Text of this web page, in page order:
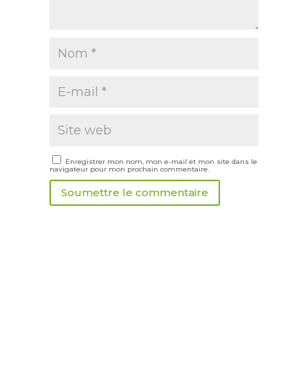
Enregistrer mon nom, mon e-mail et mon site dans le
navigateur pour mon prochain commentaire.
Soumettre le commentaire